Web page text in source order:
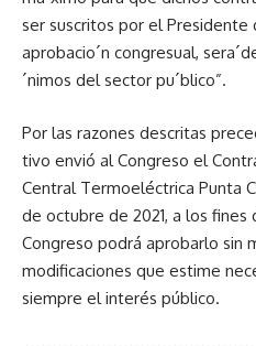
ser suscritos por el Presidente
aprobacio´n congresual,
´nimos del sector pu´blico”.
Por las razones descritas
tivo envió al Congreso el
Central Termoeléctrica Punta
de octubre de 2021, a los fines
Congreso podrá aprobarlo sin
modifica­ciones que estime
siempre el inte­rés público.